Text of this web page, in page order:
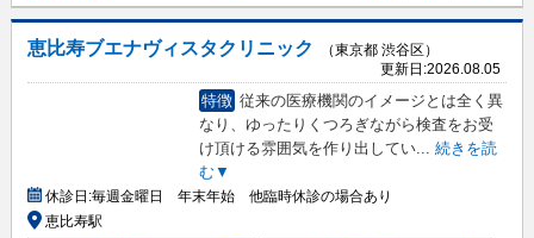
恵比寿ブエナヴィスタクリニック
（東京都 渋谷区）
更新日:2026.08.05
特徴 従来の医療機関のイメージとは全く異
なり、ゆったりくつろぎながら検査をお受
け頂ける雰囲気を作り出してい... 続きを読
む▼
休診日:毎週金曜日 年末年始 他臨時休診の場合あり
恵比寿駅